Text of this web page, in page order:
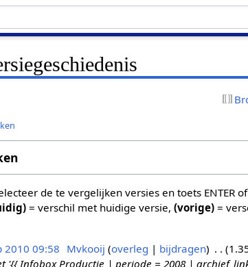
de te vergelijken versies en toets ENTER
= verschil met huidige versie,(vorige) =
2010 09:58 Mvkooij overleg bijdragen
'{{ Infobox Productie | periode = 2008 |